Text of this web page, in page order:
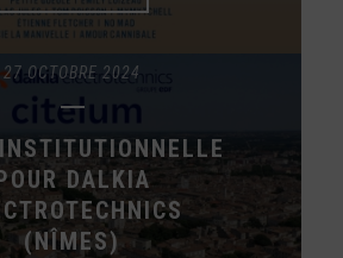
27 OCTOBRE 2024
DALKIA
(NÎMES)